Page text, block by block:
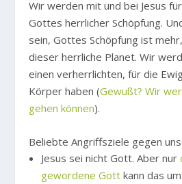
Wir werden mit und bei Jesus
Gottes herrlicher Schöpfung.
sein, Gottes Schöpfung ist
dieser herrliche Planet. Wir
einen verherrlichten, für die
Körper haben (Gewußt? Wir
gehen können).
Beliebte Angriffsziele gegen
Jesus sei nicht Gott. Aber nur
gewordene Gottkann das